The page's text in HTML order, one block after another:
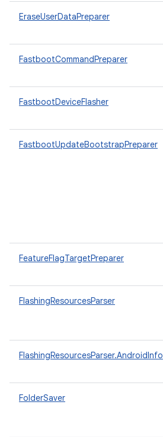
EraseUserDataPreparer
FastbootCommandPreparer
FastbootDeviceFlasher
FastbootUpdateBootstrapPreparer
FeatureFlagTargetPreparer
FlashingResourcesParser
FlashingResourcesParser.AndroidInfo
FolderSaver